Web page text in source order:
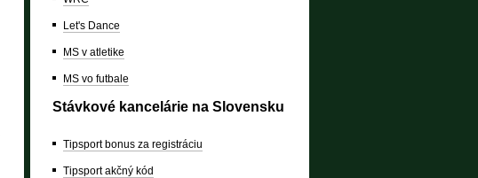
Let's Dance
MS v atletike
MS vo futbale
Stávkové kancelárie na Slovensku
Tipsport bonus za registráciu
Tipsport akčný kód